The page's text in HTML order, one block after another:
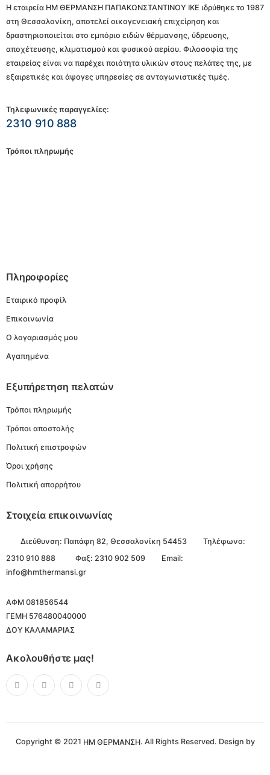
Η εταιρεία ΗΜ ΘΕΡΜΑΝΣΗ ΠΑΠΑΚΩΝΣΤΑΝΤΙΝΟΥ ΙΚΕ ιδρύθηκε το 1987
στη Θεσσαλονίκη, αποτελεί οικογενειακή επιχείρηση και
δραστηριοποιείται στο εμπόριο ειδών θέρμανσης, ύδρευσης,
αποχέτευσης, κλιματισμού και φυσικού αερίου. Φιλοσοφία της
εταιρείας είναι να παρέχει ποιότητα υλικών στους πελάτες της, με
εξαιρετικές και άψογες υπηρεσίες σε ανταγωνιστικές τιμές.
Τηλεφωνικές παραγγελίες:
2310 910 888
Τρόποι πληρωμής
Πληροφορίες
Εταιρικό προφίλ
Επικοινωνία
Ο λογαριασμός μου
Αγαπημένα
Εξυπήρετηση πελατών
Τρόποι πληρωμής
Τρόποι αποστολής
Πολιτική επιστροφών
Όροι χρήσης
Πολιτική απορρήτου
Στοιχεία επικοινωνίας
Διεύθυνση: Παπάφη 82, Θεσσαλονίκη 54453
Τηλέφωνο:
2310 910 888
Φαξ: 2310 902 509
Email:
info@hmthermansi.gr
ΑΦΜ 081856544
ΓΕΜΗ 576480040000
ΔΟΥ ΚΑΛΑΜΑΡΙΑΣ
Ακολουθήστε μας!
Copyright © 2021 ΗΜ ΘΕΡΜΑΝΣΗ. All Rights Reserved. Design by